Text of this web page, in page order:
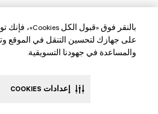
على جهازك لتحسين التنقل في الموقع
والمساعدة في جهودنا التسويقية.
إعدادات COOKIES